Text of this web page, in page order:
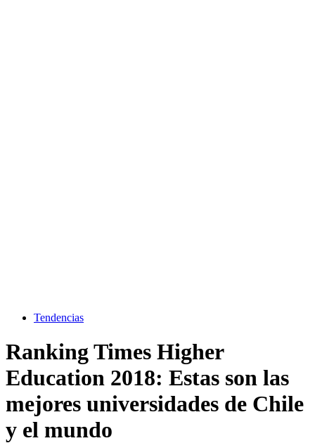
Tendencias
Ranking Times Higher
Education 2018: Estas son las
mejores universidades de Chile
y el mundo